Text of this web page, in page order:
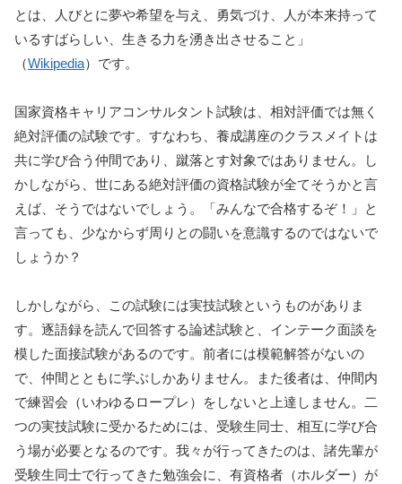
とは、人びとに夢や希望を与え、勇気づけ、人が本来持って
いるすばらしい、生きる力を湧き出させること」
（Wikipedia）です。
国家資格キャリアコンサルタント試験は、相対評価では無く
絶対評価の試験です。すなわち、養成講座のクラスメイトは
共に学び合う仲間であり、蹴落とす対象ではありません。し
かしながら、世にある絶対評価の資格試験が全てそうかと言
えば、そうではないでしょう。「みんなで合格するぞ！」と
言っても、少なからず周りとの闘いを意識するのではないで
しょうか？
しかしながら、この試験には実技試験というものがありま
す。逐語録を読んで回答する論述試験と、インテーク面談を
模した面接試験があるのです。前者には模範解答がないの
で、仲間とともに学ぶしかありません。また後者は、仲間内
で練習会（いわゆるロープレ）をしないと上達しません。二
つの実技試験に受かるためには、受験生同士、相互に学び合
う場が必要となるのです。我々が行ってきたのは、諸先輩が
受験生同士で行ってきた勉強会に、有資格者（ホルダー）が